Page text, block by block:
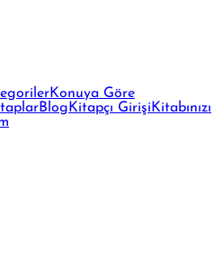
Konuya Göre
Blog Kitapçı Girişi Kitabınızı